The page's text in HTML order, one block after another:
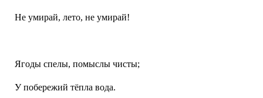
Не умирай, лето, не умирай!
Ягоды спелы, помыслы чисты;
У побережий тёпла вода.